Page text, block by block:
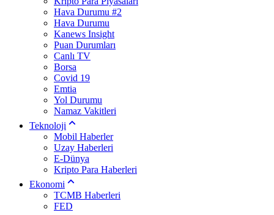
Hava Durumu #2
Hava Durumu
Kanews Insight
Puan Durumları
Canlı TV
Borsa
Covid 19
Emtia
Yol Durumu
Namaz Vakitleri
Teknoloji
Mobil Haberler
Uzay Haberleri
E-Dünya
Kripto Para Haberleri
Ekonomi
TCMB Haberleri
FED